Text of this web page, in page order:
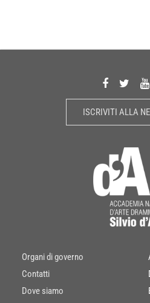
ISCRIVITI ALLA
Organi di governo
Contatti
Dove siamo